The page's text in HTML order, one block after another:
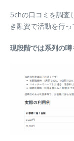
5chの口コミを調査
き融資で活動を行っ
現段階では系列の